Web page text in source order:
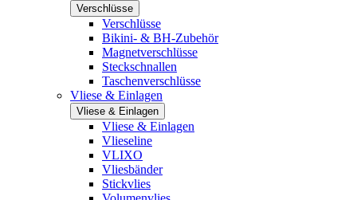
Verschlüsse
Verschlüsse
Bikini- & BH-Zubehör
Magnetverschlüsse
Steckschnallen
Taschenverschlüsse
Vliese & Einlagen
Vliese & Einlagen
Vliese & Einlagen
Vlieseline
VLIXO
Vliesbänder
Stickvlies